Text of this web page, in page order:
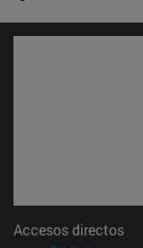
Accesos directos